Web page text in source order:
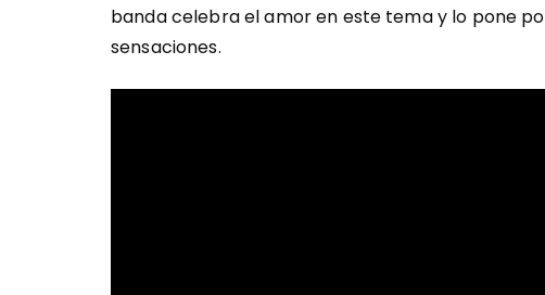
banda celebra el amor en este tema y lo pone
sensaciones.